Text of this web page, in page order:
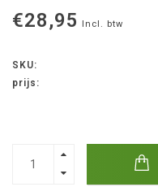
€28,95 Incl. btw
SKU:
prijs: